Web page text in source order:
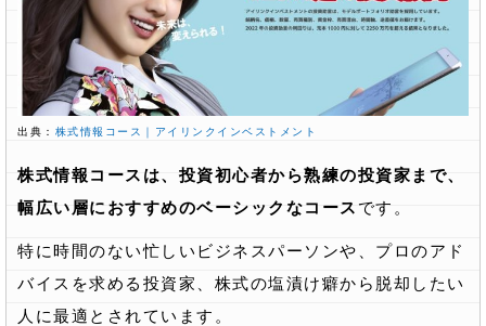
出典： 株式情報コース｜アイリンクインベストメント
株式情報コースは、投資初心者から熟練の投資家まで、
幅広い層におすすめのベーシックなコース です。
特に時間のない忙しいビジネスパーソンや、プロのアド
バイスを求める投資家、株式の塩漬け癖から脱却したい
人に最適とされています。